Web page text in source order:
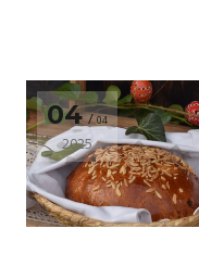
04 04
2025